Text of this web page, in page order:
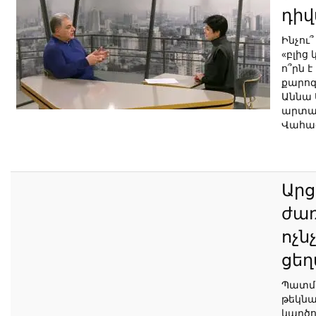
«բլից
ո՞րն
Աննա